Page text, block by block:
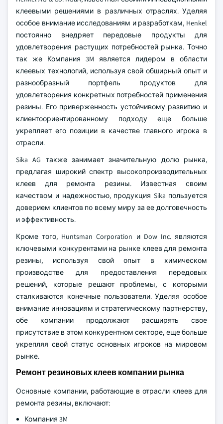
клеевыми решениями в различных отраслях. Уделяя
особое внимание исследованиям и разработкам, Henkel
постоянно внедряет передовые продукты для
удовлетворения растущих потребностей рынка. Точно
так же Компания 3M является лидером в области
клеевых технологий, используя свой обширный опыт и
разнообразный портфель продуктов для
удовлетворения конкретных потребностей применения
резины. Его приверженность устойчивому развитию и
клиентоориентированному подходу еще больше
укрепляет его позиции в качестве главного игрока в
отрасли.
Sika AG также занимает значительную долю рынка,
предлагая широкий спектр высокопроизводительных
клеев для ремонта резины. Известная своим
качеством и надежностью, продукция Sika пользуется
доверием клиентов по всему миру за ее долговечность
и эффективность.
Кроме того, Huntsman Corporation и Dow Inc. являются
ключевыми конкурентами на рынке клеев для ремонта
резины, используя свой опыт в химическом
производстве для предоставления передовых
решений, которые решают проблемы, с которыми
сталкиваются конечные пользователи. Уделяя особое
внимание инновациям и стратегическому партнерству,
обе компании продолжают расширять свое
присутствие в этом конкурентном секторе, еще больше
укрепляя свой статус основных игроков на мировом
рынке.
Ремонт резиновых клеев компании рынка
Основные компании, работающие в отрасли клеев для
ремонта резины, включают:
Компания 3M